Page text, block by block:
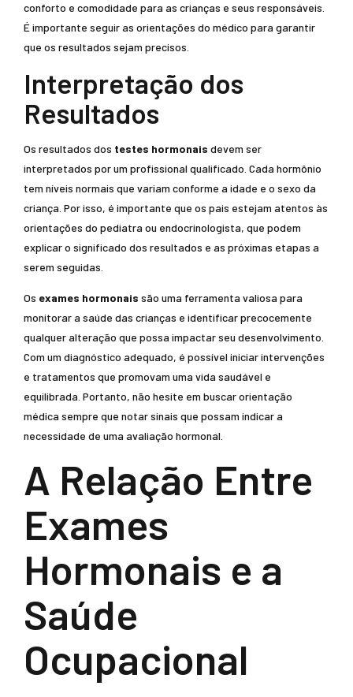
conforto e comodidade para as crianças e seus responsáveis.
É importante seguir as orientações do médico para garantir
que os resultados sejam precisos.
Interpretação dos
Resultados
Os resultados dos testes hormonais devem ser
interpretados por um profissional qualificado. Cada hormônio
tem níveis normais que variam conforme a idade e o sexo da
criança. Por isso, é importante que os pais estejam atentos às
orientações do pediatra ou endocrinologista, que podem
explicar o significado dos resultados e as próximas etapas a
serem seguidas.
Os exames hormonais são uma ferramenta valiosa para
monitorar a saúde das crianças e identificar precocemente
qualquer alteração que possa impactar seu desenvolvimento.
Com um diagnóstico adequado, é possível iniciar intervenções
e tratamentos que promovam uma vida saudável e
equilibrada. Portanto, não hesite em buscar orientação
médica sempre que notar sinais que possam indicar a
necessidade de uma avaliação hormonal.
A Relação Entre
Exames
Hormonais e a
Saúde
Ocupacional